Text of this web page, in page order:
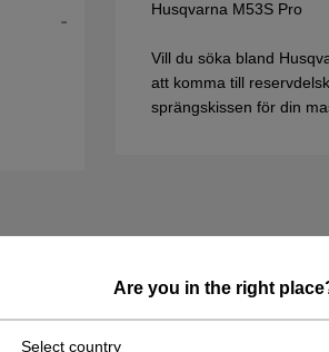
Are you in the right
Select country
Husqvarna M53S Pro
Vill du söka bland
att komma till
sprängskissen för din